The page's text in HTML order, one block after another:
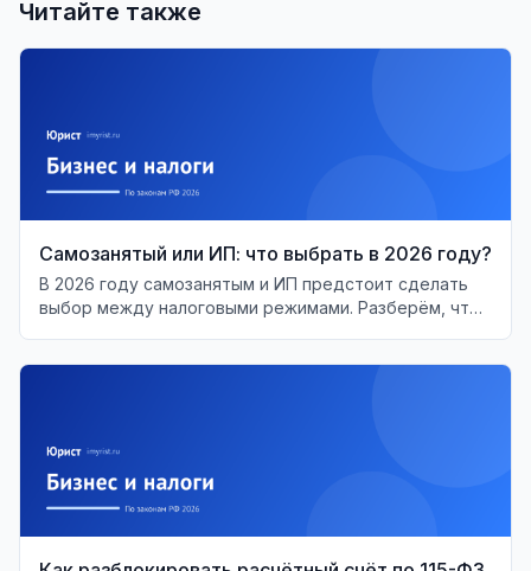
Читайте также
Самозанятый или ИП: что выбрать в 2026 году?
В 2026 году самозанятым и ИП предстоит сделать
выбор между налоговыми режимами. Разберём, что